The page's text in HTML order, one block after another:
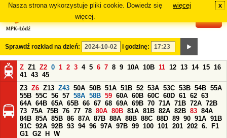
Nasza strona wykorzystuje pliki cookie. Dowiedz się
więcej.
więcej x
Sprawdź rozkład na dzień: i godzinę:
Z Z1 Z2 0 1 2 3 4 5 6 7 8 9 10A 10B 11 12 13 14 15 16
41 43 45
Z3 Z6 Z13 Z43 50A 50B 51A 51B 52 53A 53C 53B 54B 55A
55B 55C 56 57 58A 58B 59 60A 60B 60C 60D 61 62 63
64A 64B 65A 65B 66 67 68 69A 69B 70 71A 71B 72A 72B
73 75A 75B 76 77 78 80A 80B 81A 81B 82A 82B 83 84A
84B 85A 85B 86 87A 87B 88A 88B 88C 88D 89 90 91A 91B
91C 92A 92B 93 94 96 97A 97B 99 100 101 201 202 6.
F1
G1 G2 H
W